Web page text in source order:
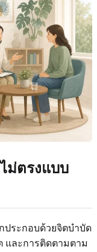
ม่ตรงแบบ
ประกอบด้วยจิตบำบัด
และการติดตามตาม